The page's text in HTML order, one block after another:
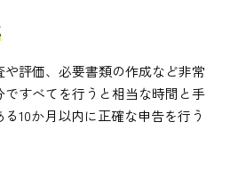
評価、必要書類の作成など非常
すべてを行うと相当な時間と手
10か月以内に正確な申告を行う